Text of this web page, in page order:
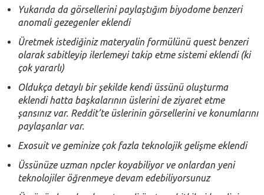
Yukarıda da görsellerini paylaştığım biyodome benzeri
anomali gezegenler eklendi
Üretmek istediğiniz materyalin formülünü quest benzeri
olarak sabitleyip ilerlemeyi takip etme sistemi eklendi (ki
çok yararlı)
Oldukça detaylı bir şekilde kendi üssünü oluşturma
eklendi hatta başkalarının üslerini de ziyaret etme
şansınız var. Reddit’te üslerinin görsellerini ve konumlarını
paylaşanlar var.
Exosuit ve geminize çok fazla teknolojik gelişme eklendi
Üssünüze uzman npcler koyabiliyor ve onlardan yeni
teknolojiler öğrenmeye devam edebiliyorsunuz